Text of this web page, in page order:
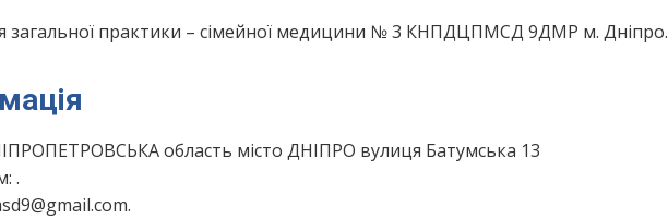
загальної практики – сімейної медицини № 3 КНПДЦПМСД 9ДМР м. Дніпро.
область місто ДНІПРО вулиця Батумська 13
.